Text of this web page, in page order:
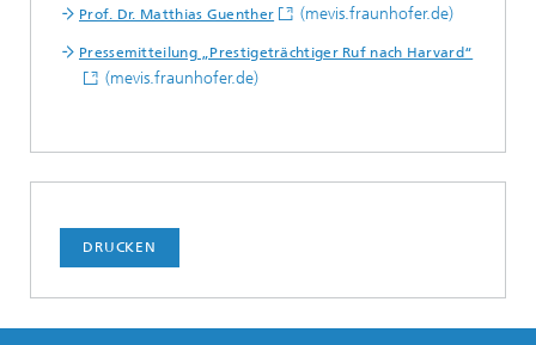
Prof. Dr. Matthias Guenther (mevis.fraunhofer.de)
Pressemitteilung „Prestigeträchtiger Ruf nach Harvard“
(mevis.fraunhofer.de)
DRUCKEN